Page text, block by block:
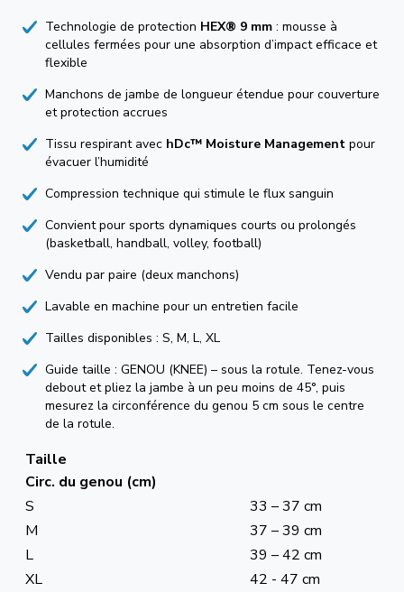
Technologie de protection HEX® 9 mm : mousse à
cellules fermées pour une absorption d’impact efficace et
flexible
Manchons de jambe de longueur étendue pour couverture
et protection accrues
Tissu respirant avec hDc™ Moisture Management pour
évacuer l’humidité
Compression technique qui stimule le flux sanguin
Convient pour sports dynamiques courts ou prolongés
(basketball, handball, volley, football)
Vendu par paire (deux manchons)
Lavable en machine pour un entretien facile
Tailles disponibles : S, M, L, XL
Guide taille : GENOU (KNEE) – sous la rotule. Tenez-vous
debout et pliez la jambe à un peu moins de 45°, puis
mesurez la circonférence du genou 5 cm sous le centre
de la rotule.
Taille
Circ. du genou (cm)
S
33 – 37 cm
M
37 – 39 cm
L
39 – 42 cm
XL
42 - 47 cm